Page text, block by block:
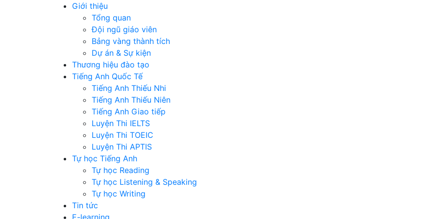
Giới thiệu
Tổng quan
Đội ngũ giáo viên
Bảng vàng thành tích
Dự án & Sự kiện
Thương hiệu đào tạo
Tiếng Anh Quốc Tế
Tiếng Anh Thiếu Nhi
Tiếng Anh Thiếu Niên
Tiếng Anh Giao tiếp
Luyện Thi IELTS
Luyện Thi TOEIC
Luyện Thi APTIS
Tự học Tiếng Anh
Tự học Reading
Tự học Listening & Speaking
Tự học Writing
Tin tức
E-learning